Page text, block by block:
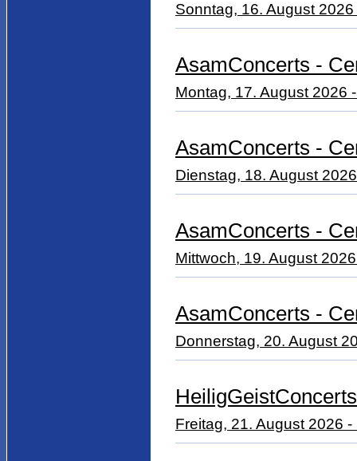
Sonntag, 16. August
AsamConcerts -
Montag, 17. August 2026
AsamConcerts -
Dienstag, 18. August
AsamConcerts -
Mittwoch, 19. August
AsamConcerts -
Donnerstag, 20. August
Freitag, 21. August 2026